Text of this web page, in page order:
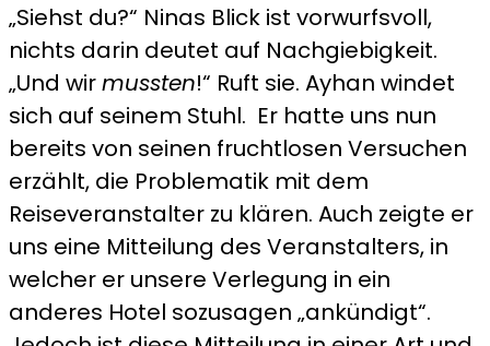
„Siehst du?“ Ninas Blick ist vorwurfsvoll,
nichts darin deutet auf Nachgiebigkeit.
„Und wirmussten!“ Ruft sie. Ayhan windet
sich auf seinem Stuhl. Er hatte uns nun
bereits von seinen fruchtlosen Versuchen
erzählt, die Problematik mit dem
Reiseveranstalter zu klären. Auch zeigte er
uns eine Mitteilung des Veranstalters, in
welcher er unsere Verlegung in ein
anderes Hotel sozusagen „ankündigt“.